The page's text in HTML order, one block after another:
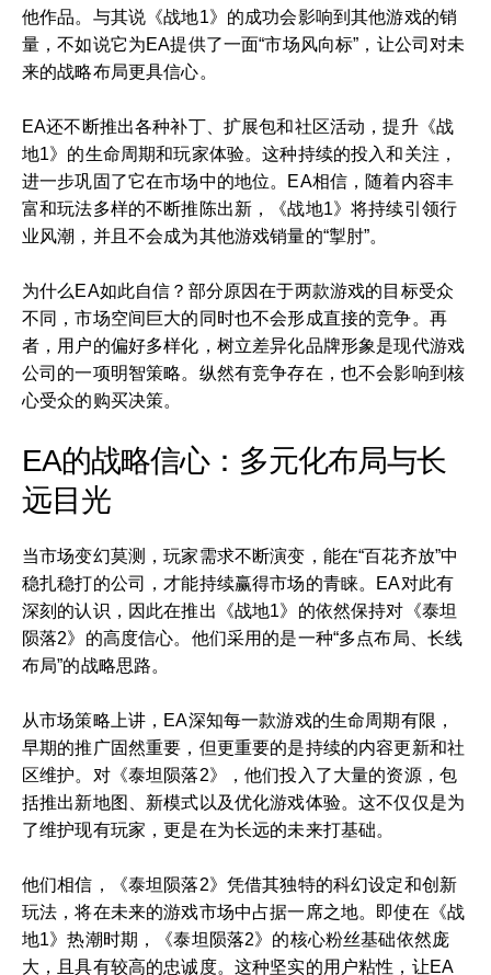
他作品。与其说《战地1》的成功会影响到其他游戏的销
量，不如说它为EA提供了一面“市场风向标”，让公司对未
来的战略布局更具信心。
EA还不断推出各种补丁、扩展包和社区活动，提升《战
地1》的生命周期和玩家体验。这种持续的投入和关注，
进一步巩固了它在市场中的地位。EA相信，随着内容丰
富和玩法多样的不断推陈出新，《战地1》将持续引领行
业风潮，并且不会成为其他游戏销量的“掣肘”。
为什么EA如此自信？部分原因在于两款游戏的目标受众
不同，市场空间巨大的同时也不会形成直接的竞争。再
者，用户的偏好多样化，树立差异化品牌形象是现代游戏
公司的一项明智策略。纵然有竞争存在，也不会影响到核
心受众的购买决策。
EA的战略信心：多元化布局与长
远目光
当市场变幻莫测，玩家需求不断演变，能在“百花齐放”中
稳扎稳打的公司，才能持续赢得市场的青睐。EA对此有
深刻的认识，因此在推出《战地1》的依然保持对《泰坦
陨落2》的高度信心。他们采用的是一种“多点布局、长线
布局”的战略思路。
从市场策略上讲，EA深知每一款游戏的生命周期有限，
早期的推广固然重要，但更重要的是持续的内容更新和社
区维护。对《泰坦陨落2》，他们投入了大量的资源，包
括推出新地图、新模式以及优化游戏体验。这不仅仅是为
了维护现有玩家，更是在为长远的未来打基础。
他们相信，《泰坦陨落2》凭借其独特的科幻设定和创新
玩法，将在未来的游戏市场中占据一席之地。即使在《战
地1》热潮时期，《泰坦陨落2》的核心粉丝基础依然庞
大，且具有较高的忠诚度。这种坚实的用户粘性，让EA